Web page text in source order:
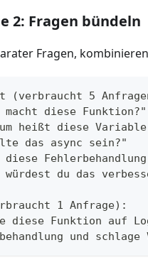
2: Fragen bündeln
Fragen,
(verbraucht 5
macht diese Funktion?"
heißt diese
das async sein?"
du das
1 Anfrage):
diese Funktion auf
und